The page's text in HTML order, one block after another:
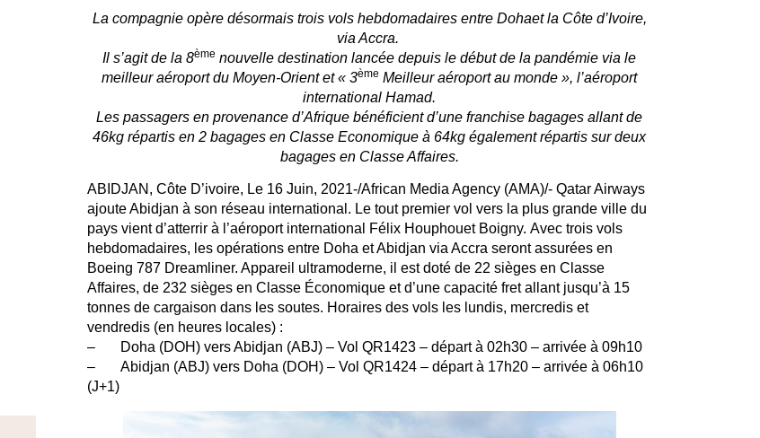
La compagnie opère désormais trois vols hebdomadaires entre Dohaet la Côte d’Ivoire,
via Accra.
Il s’agit de la 8ème nouvelle destination lancée depuis le début de la pandémie via le
meilleur aéroport du Moyen-Orient et « 3ème Meilleur aéroport au monde », l’aéroport
international Hamad.
Les passagers en provenance d’Afrique bénéficient d’une franchise bagages allant de
46kg répartis en 2 bagages en Classe Economique à 64kg également répartis sur deux
bagages en Classe Affaires.
ABIDJAN, Côte D’ivoire, Le 16 Juin, 2021-/African Media Agency (AMA)/- Qatar Airways
ajoute Abidjan à son réseau international. Le tout premier vol vers la plus grande ville du
pays vient d’atterrir à l’aéroport international Félix Houphouet Boigny. Avec trois vols
hebdomadaires, les opérations entre Doha et Abidjan via Accra seront assurées en
Boeing 787 Dreamliner. Appareil ultramoderne, il est doté de 22 sièges en Classe
Affaires, de 232 sièges en Classe Économique et d’une capacité fret allant jusqu’à 15
tonnes de cargaison dans les soutes. Horaires des vols les lundis, mercredis et
vendredis (en heures locales) :
– Doha (DOH) vers Abidjan (ABJ) – Vol QR1423 – départ à 02h30 – arrivée à 09h10
– Abidjan (ABJ) vers Doha (DOH) – Vol QR1424 – départ à 17h20 – arrivée à 06h10
(J+1)